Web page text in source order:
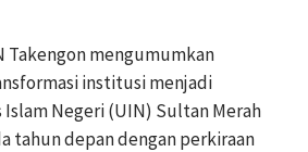
Takengon mengumumkan
institusi menjadi
Islam Negeri (UIN) Sultan Merah
tahun depan dengan perkiraan